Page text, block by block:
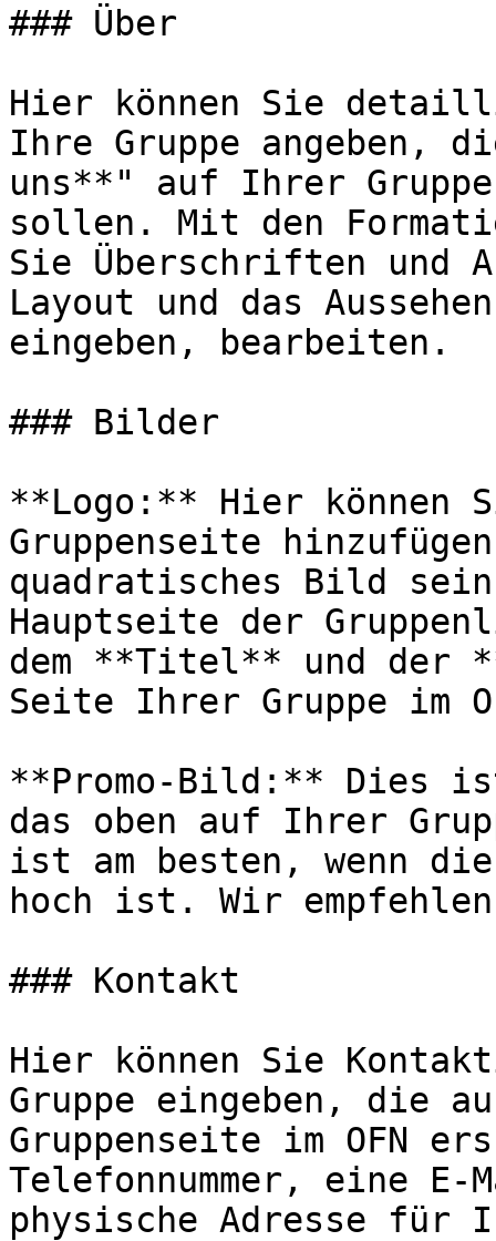
### Über
Hier können Sie
Ihre Gruppe angeben,
uns**" auf Ihrer
sollen. Mit den
Sie Überschriften und
Layout und das
eingeben, bearbeiten.
### Bilder
**Logo:** Hier können
Gruppenseite
quadratisches Bild
Hauptseite der
dem **Titel** und der
Seite Ihrer Gruppe im
**Promo-Bild:** Dies
das oben auf Ihrer
ist am besten, wenn
hoch ist. Wir
### Kontakt
Hier können Sie
Gruppe eingeben, die
Gruppenseite im OFN
Telefonnummer, eine E-
physische Adresse für